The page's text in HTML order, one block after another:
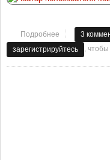
Подробнее о Как3
зарегистрируйтесь
,